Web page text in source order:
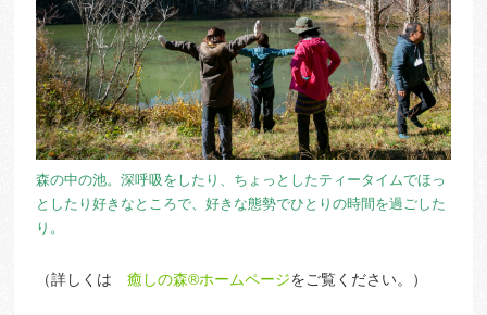
森の中の池。深呼吸をしたり、ちょっとしたティータイムでほっ
としたり好きなところで、好きな態勢でひとりの時間を過ごした
り。
（詳しくは癒しの森®ホームページをご覧ください。）